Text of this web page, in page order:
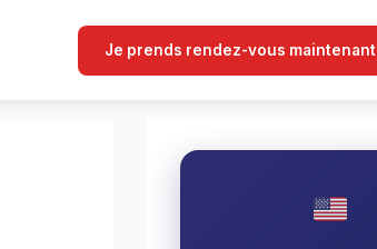
Je prends rendez-vous maintenant